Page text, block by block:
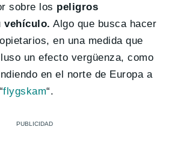
sobre los peligros
vehículo. Algo que busca hacer
en una medida que
un efecto vergüenza, como
en el norte de Europa a
flygskam“.